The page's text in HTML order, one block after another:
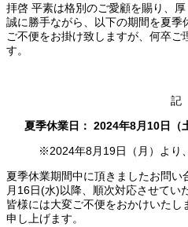
拝啓 平素は格別のご愛顧を賜り、厚
誠に勝手ながら、以下の期間を夏季
ご不便をお掛け致しますが、何卒ご
す。
記
夏季休業日： 2024年8月10日（
※2024年8月19日（月）より
夏季休業期間中に頂きましたお問
月16日(水)以降、順次対応させてい
皆様には大変ご不便をおかけいた
申し上げます。